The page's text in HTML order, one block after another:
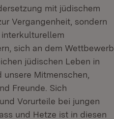
mit jüdischem
Vergangenheit, sondern
interkulturellem
sich an dem Wettbewerb
jüdischen Leben in
Mitmenschen,
Freunde. Sich
Vorurteile bei jungen
und Hetze ist in diesen